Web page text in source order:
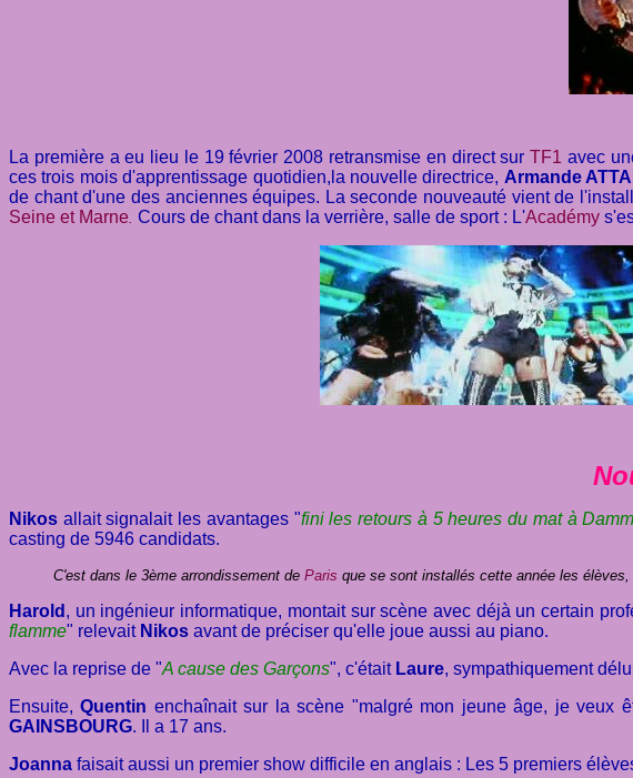
La première a eu lieu le 19 février 2008 retransmise en direct surTF1 avec
ces trois mois d'apprentissage quotidien,la nouvelle directrice, Armande ATTAI
de chant d'une des anciennes équipes. La seconde nouveauté vient de
Seine et Marne. Cours de chant dans la verrière, salle de sport : L'Académy
Nikos allait signalait les avantages "fini les retours à 5 heures du mat à
casting de 5946 candidats.
C'est dans le 3ème arrondissement de Paris que se sont installés cette année les
Harold , un ingénieur informatique, montait sur scène avec déjà un certain
flamme" relevait Nikos avant de préciser qu'elle joue aussi au piano.
Avec la reprise de "A cause des Garçons", c'était Laure, sympathiquement
Ensuite,Quentin enchaînait sur la scène "malgré mon jeune âge, je veux
GAINSBOURG. Il a 17 ans.
Joanna faisait aussi un premier show difficile en anglais : Les 5 premiers